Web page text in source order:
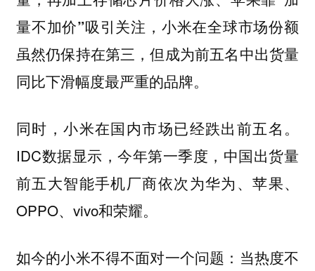
量不加价”吸引关注，小米在全球市场份额
虽然仍保持在第三，但成为前五名中出货量
同比下滑幅度最严重的品牌。
同时，小米在国内市场已经跌出前五名。
IDC数据显示，今年第一季度，中国出货量
前五大智能手机厂商依次为华为、苹果、
OPPO、vivo和荣耀。
如今的小米不得不面对一个问题：当热度不